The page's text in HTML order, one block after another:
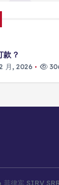
款？
月, 2026
律宾 SIRV